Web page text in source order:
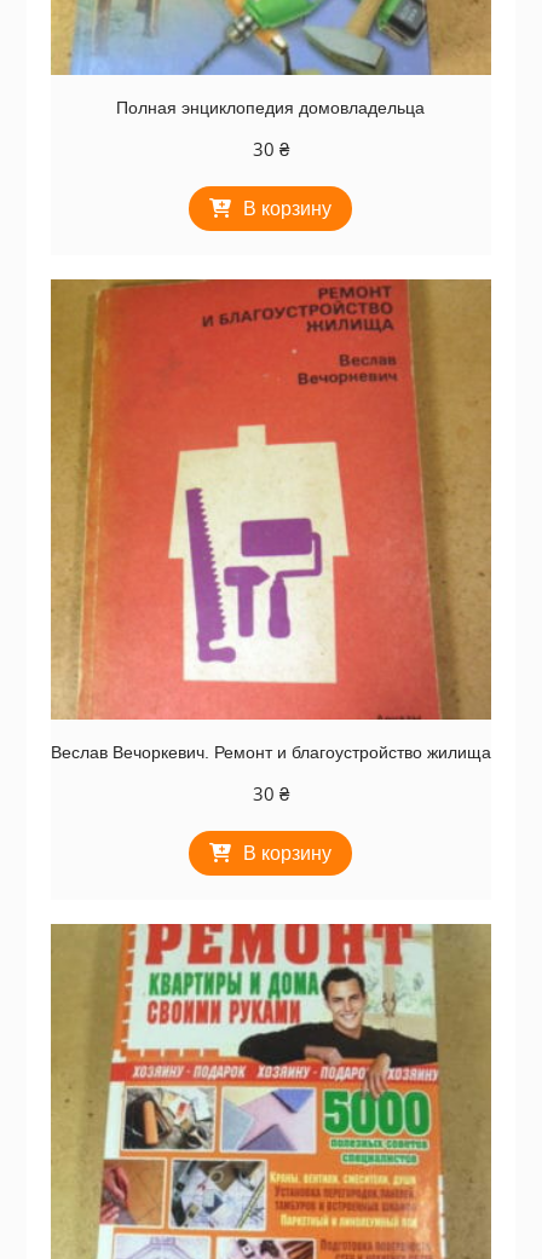
Полная энциклопедия домовладельца
30 ₴
В корзину
Веслав Вечоркевич. Ремонт и благоустройство жилища
30 ₴
В корзину